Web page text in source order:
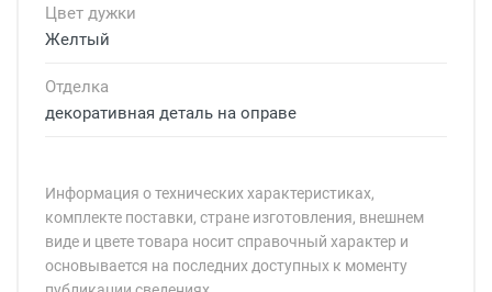
Цвет дужки
Желтый
Отделка
декоративная деталь на оправе
Информация о технических характеристиках,
комплекте поставки, стране изготовления, внешнем
виде и цвете товара носит справочный характер и
основывается на последних доступных к моменту